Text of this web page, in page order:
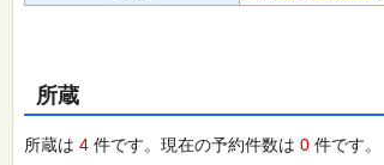
所蔵
所蔵は 4 件です。現在の予約件数は 0 件です。